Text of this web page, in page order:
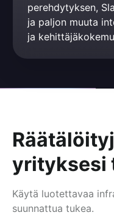
perehdytyksen,
ja paljon muuta
ja
yrityksesi
Käytä luotettavaa
suunnattua tukea.